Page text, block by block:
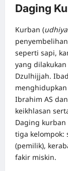
Daging
Kurban (
seperti sapi,
yang
Dzulhijjah.
Ibrahim AS
keikhlasan
Daging
tiga kelompok:
(pemilik),
fakir miskin.